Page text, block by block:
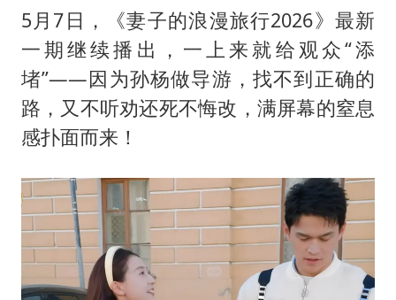
10余省份将出现强风雨 局地特大暴雨
世界第1特鲁姆普斯诺克中国赛一轮游
新疆一婚礼线上邀请引热议
《龙餐馆》 冲奖
构建更高水平的全民健身公共服务体系
韩军前线部队连曝丑闻
云南一男子胃中取出180颗铁钉
奋力开创中国式现代化建设新局面
5月7日，《妻子的浪漫旅行2026》最新
一期继续播出，一上来就给观众“添
堵”——因为孙杨做导游，找不到正确的
路，又不听劝还死不悔改，满屏幕的窒息
感扑面而来！